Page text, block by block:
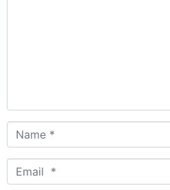
Name
*
Email
*